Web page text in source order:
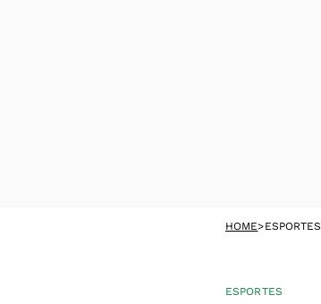
HOME>ESPORTES
ESPORTES